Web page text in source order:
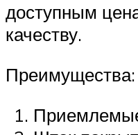
доступным
качеству.
Преимущества: